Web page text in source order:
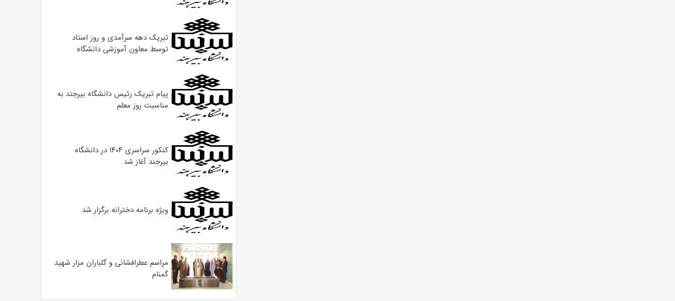
تبریک دهه سرآمدی و روز استاد
توسط معاون آموزشی دانشگاه
پیام تبریک رئیس دانشگاه بیرجند به
مناسبت روز معلم
کنکور سراسری ۱۴۰۴ در دانشگاه
بیرجند آغاز شد
ویژه برنامه دخترانه برگزار شد
مراسم عطرافشانی و گلباران مزار شهید
گمنام